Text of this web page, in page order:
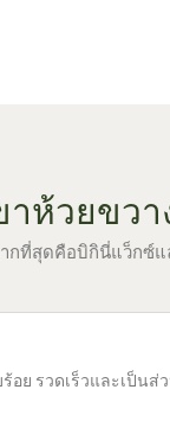
ห้วยขวา
กที่สุดคือบิกินี่แว็กซ์แ
อย รวดเร็วและเป็นส่